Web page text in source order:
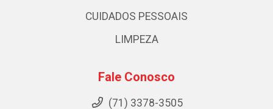
CUIDADOS PESSOAIS
LIMPEZA
Fale Conosco
(71) 3378-3505